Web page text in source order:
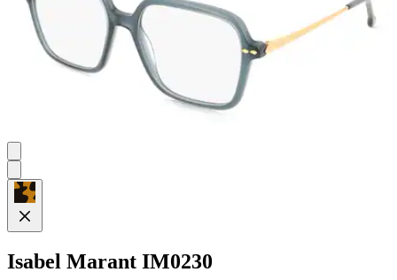
Isabel Marant IM0230